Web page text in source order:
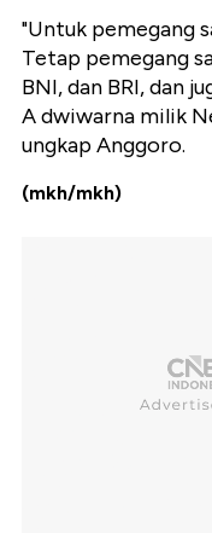
"Untuk pemegang
Tetap pemegang
BNI, dan BRI, dan
A dwiwarna milik
ungkap Anggoro.
(mkh/mkh)